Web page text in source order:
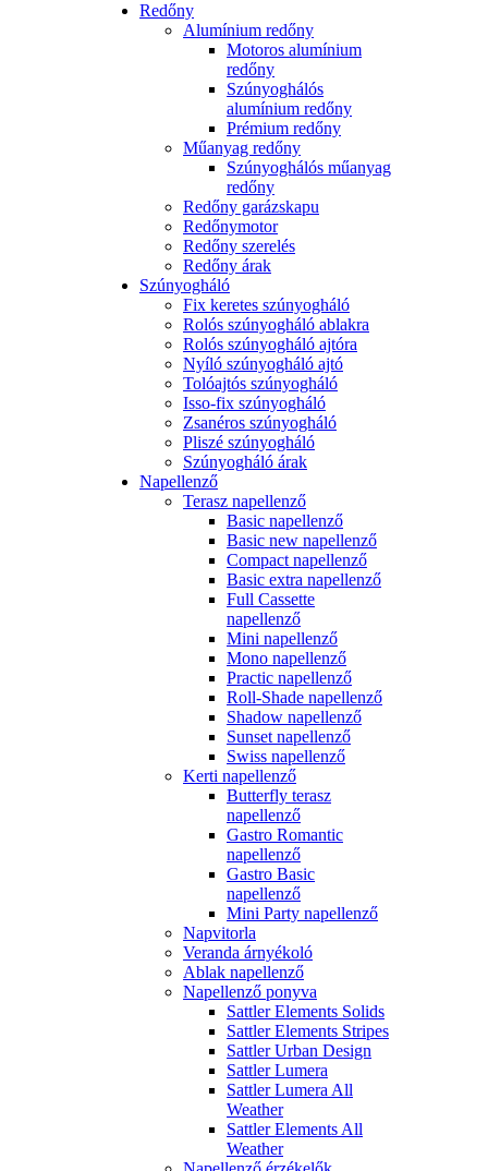
Redőny
Alumínium redőny
Motoros alumínium
redőny
Szúnyoghálós
alumínium redőny
Prémium redőny
Műanyag redőny
Szúnyoghálós műanyag
redőny
Redőny garázskapu
Redőnymotor
Redőny szerelés
Redőny árak
Szúnyogháló
Fix keretes szúnyogháló
Rolós szúnyogháló ablakra
Rolós szúnyogháló ajtóra
Nyíló szúnyogháló ajtó
Tolóajtós szúnyogháló
Isso-fix szúnyogháló
Zsanéros szúnyogháló
Pliszé szúnyogháló
Szúnyogháló árak
Napellenző
Terasz napellenző
Basic napellenző
Basic new napellenző
Compact napellenző
Basic extra napellenző
Full Cassette
napellenző
Mini napellenző
Mono napellenző
Practic napellenző
Roll-Shade napellenző
Shadow napellenző
Sunset napellenző
Swiss napellenző
Kerti napellenző
Butterfly terasz
napellenző
Gastro Romantic
napellenző
Gastro Basic
napellenző
Mini Party napellenző
Napvitorla
Veranda árnyékoló
Ablak napellenző
Napellenző ponyva
Sattler Elements Solids
Sattler Elements Stripes
Sattler Urban Design
Sattler Lumera
Sattler Lumera All
Weather
Sattler Elements All
Weather